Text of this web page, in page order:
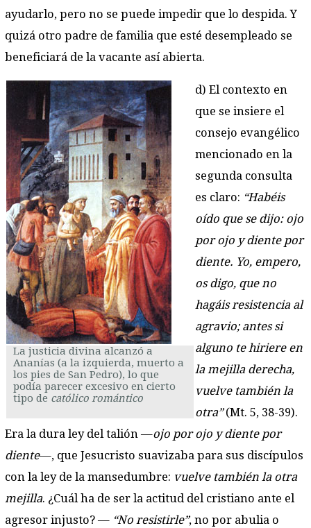
ayudarlo, pero no se puede impedir que lo despida. Y
quizá otro padre de familia que esté desempleado se
beneficiará de la vacante así abierta.
La justicia divina alcanzó a
Ananías (a la izquierda, muerto a
los pies de San Pedro), lo que
podía parecer excesivo en cierto
tipo de católico romántico
d) El contexto en
que se insiere el
consejo evangélico
mencionado en la
segunda consulta
es claro: “Habéis
oído que se dijo: ojo
por ojo y diente por
diente. Yo, empero,
os digo, que no
hagáis resistencia al
agravio; antes si
alguno te hiriere en
la mejilla derecha,
vuelve también la
otra”(Mt. 5, 38-39).
Era la dura ley del talión —ojo por ojo y diente por
diente—, que Jesucristo suavizaba para sus discípulos
con la ley de la mansedumbre: vuelve también la otra
mejilla. ¿Cuál ha de ser la actitud del cristiano ante el
agresor injusto? — “No resistirle”, no por abulia o